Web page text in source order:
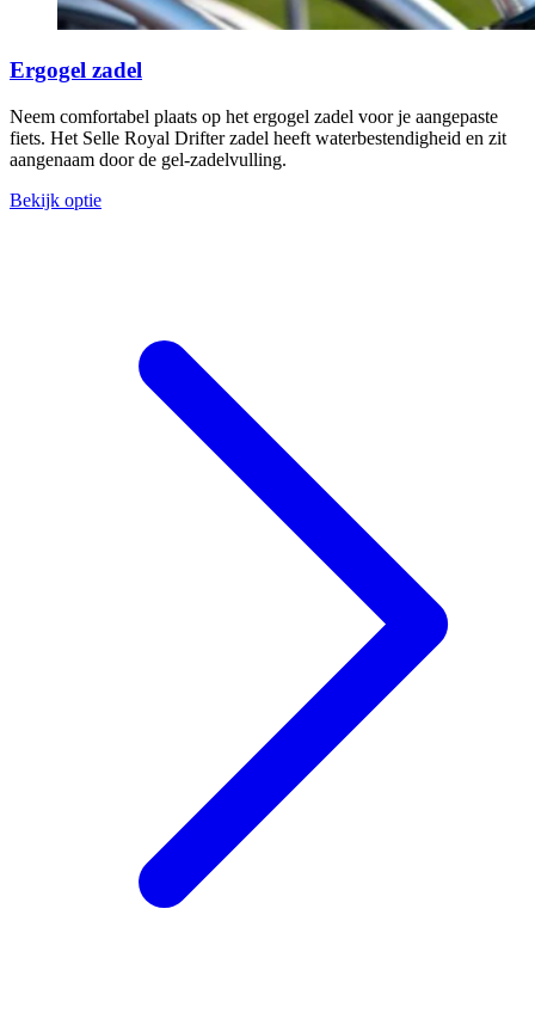
Ergogel zadel
Neem comfortabel plaats op het ergogel zadel voor je aangepaste
fiets. Het Selle Royal Drifter zadel heeft waterbestendigheid en zit
aangenaam door de gel-zadelvulling.
Bekijk optie